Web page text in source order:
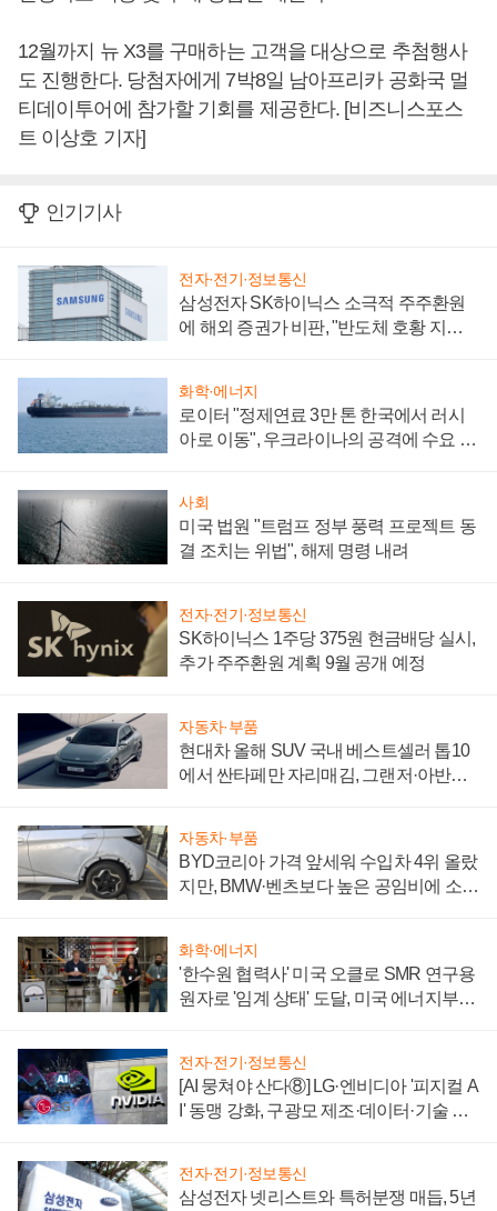
12월까지 뉴 X3를 구매하는 고객을 대상으로 추첨행사
도 진행한다. 당첨자에게 7박8일 남아프리카 공화국 멀
티데이투어에 참가할 기회를 제공한다. [비즈니스포스
트 이상호 기자]
인기기사
전자·전기·정보통신
삼성전자 SK하이닉스 소극적 주주환원
에 해외 증권가 비판, "반도체 호황 지속
화학·에너지
로이터 "정제연료 3만 톤 한국에서 러시
아로 이동", 우크라이나의 공격에 수요 늘
사회
미국 법원 "트럼프 정부 풍력 프로젝트 동
결 조치는 위법", 해제 명령 내려
전자·전기·정보통신
SK하이닉스 1주당 375원 현금배당 실시,
추가 주주환원 계획 9월 공개 예정
자동차·부품
현대차 올해 SUV 국내 베스트셀러 톱10
에서 싼타페만 자리매김, 그랜저·아반떼
자동차·부품
BYD코리아 가격 앞세워 수입차 4위 올랐
지만, BMW·벤츠보다 높은 공임비에 소비
화학·에너지
'한수원 협력사' 미국 오클로 SMR 연구용
원자로 '임계 상태' 도달, 미국 에너지부
전자·전기·정보통신
[AI 뭉쳐야 산다⑧] LG·엔비디아 '피지컬 A
I' 동맹 강화, 구광모 제조·데이터·기술 결
전자·전기·정보통신
삼성전자 넷리스트와 특허분쟁 매듭, 5년